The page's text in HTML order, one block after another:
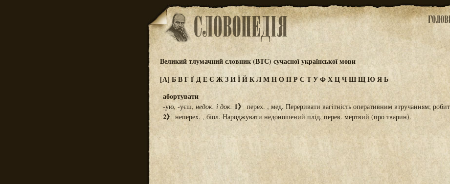
Великий тлумачний словник (ВТС) сучасної української мови
[А] БВГ ҐДЕЄ ЖЗИЇЙКЛМНОПРС ТУФХЦЧШЩЮ ЯЬ
абортувати
-ую, -уєш, недок. і док. 1》 перех. , мед. Переривати вагітність оперативним втручанням;
2》 неперех. , біол. Народжувати недоношений плід, перев. мертвий (про тварин).